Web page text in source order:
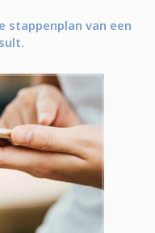
stappenplan van een